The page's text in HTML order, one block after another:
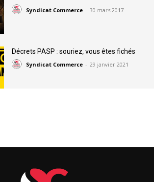
Syndicat Commerce - 30 mars 2017
Décrets PASP : souriez, vous êtes fichés
Syndicat Commerce - 29 janvier 2021